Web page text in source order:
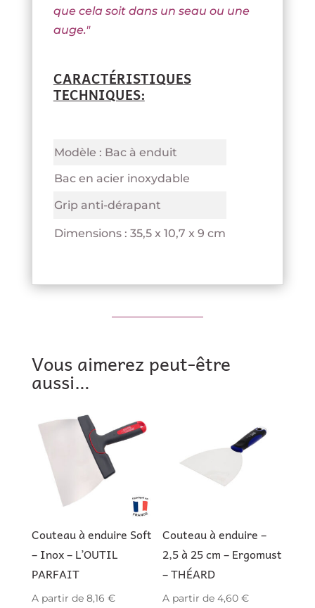
que cela soit dans un seau ou une
auge."
CARACTÉRISTIQUES
TECHNIQUES:
Modèle : Bac à enduit
Bac en acier inoxydable
Grip anti-dérapant
Dimensions : 35,5 x 10,7 x 9 cm
Vous aimerez peut-être
aussi…
Couteau à enduire Soft
– Inox – L’OUTIL
PARFAIT
A partir de 8,16 €
Couteau à enduire –
2,5 à 25 cm – Ergomust
– THÉARD
A partir de4,60€